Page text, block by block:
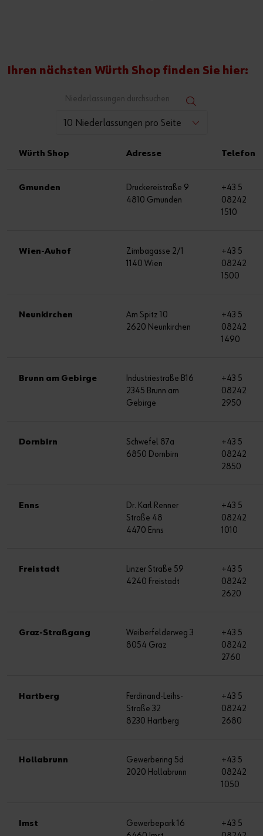
Ihren nächsten Würth Shop finden Sie hier:
10 Niederlassungen pro Seite
Gmunden
Druckereistraße 9
4810 Gmunden
+43 5
08242
1510
Wien-Auhof
Zimbagasse 2/1
1140 Wien
+43 5
08242
1500
Neunkirchen
Am Spitz 10
2620 Neunkirchen
+43 5
08242
1490
Brunn am Gebirge
Industriestraße B16
2345 Brunn am
Gebirge
+43 5
08242
2950
Dornbirn
Schwefel 87a
6850 Dornbirn
+43 5
08242
2850
Enns
Dr. Karl Renner
Straße 48
4470 Enns
+43 5
08242
1010
Freistadt
Linzer Straße 59
4240 Freistadt
+43 5
08242
2620
Graz-Straßgang
Weiberfelderweg 3
8054 Graz
+43 5
08242
2760
Hartberg
Ferdinand-Leihs-
Straße 32
8230 Hartberg
+43 5
08242
2680
Hollabrunn
Gewerbering 5d
2020 Hollabrunn
+43 5
08242
1050
Imst
Gewerbepark 16
+43 5
Würth Shop Adresse Telefon